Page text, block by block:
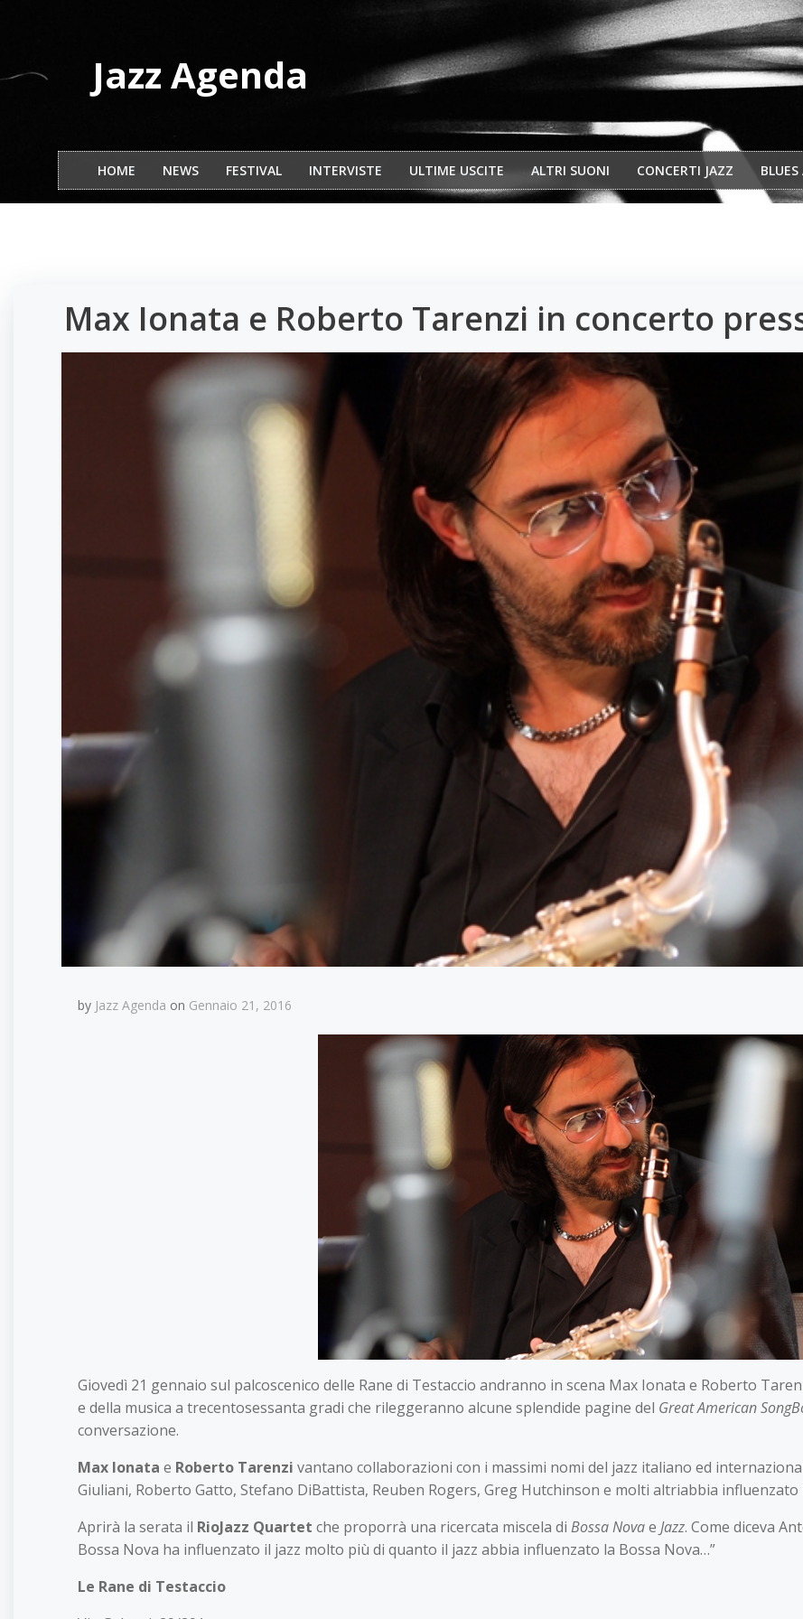
Jazz Agenda
HOME NEWS FESTIVAL INTERVISTE ULTIME USCITE ALTRI SUONI CONCERTI JAZZ
Max Ionata e Roberto Tarenzi in concerto
by Jazz Agenda on Gennaio 21, 2016
Giovedì 21 gennaio sul palcoscenico delle Rane di Testaccio andranno in scena Max Ionata e Roberto
e della musica a trecentosessanta gradi che rileggeranno alcune splendide pagine del Great American
conversazione.
Max Ionata e Roberto Tarenzi vantano collaborazioni con i massimi nomi del jazz italiano ed
Giuliani, Roberto Gatto, Stefano DiBattista, Reuben Rogers, Greg Hutchinson e molti altriabbia influenzato
Aprirà la serata il RioJazz Quartet che proporrà una ricercata miscela di Bossa Novae Jazz. Come diceva
Bossa Nova ha influenzato il jazz molto più di quanto il jazz abbia influenzato la Bossa Nova…”
Le Rane di Testaccio